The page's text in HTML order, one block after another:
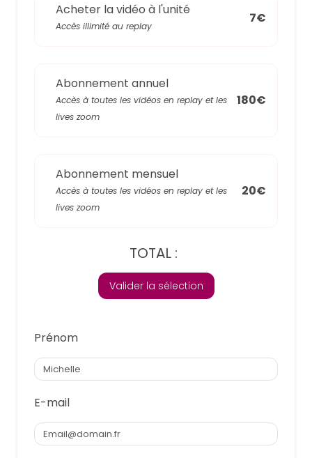
Acheter la vidéo à l'unité
Accès illimité au replay
7€
Abonnement annuel
Accès à toutes les vidéos en replay et les
lives zoom
180€
Abonnement mensuel
Accès à toutes les vidéos en replay et les
lives zoom
20€
TOTAL :
Valider la sélection
Prénom
E-mail